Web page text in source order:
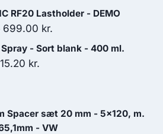
kr..
aktuelle
pris
RF20 Lastholder - DEMO
Den
oprindelige
pris
699.00 kr.
aktuelle
- Sort blank - 400 ml.
kr..
kr.
er:
115.20 kr..
Spacer sæt 20 mm - 5x120, m.
- VW